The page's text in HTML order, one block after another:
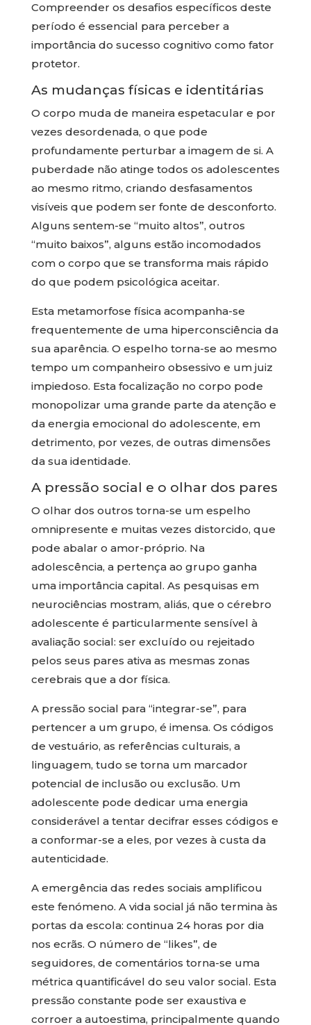
Compreender os desafios específicos deste
período é essencial para perceber a
importância do sucesso cognitivo como fator
protetor.
As mudanças físicas e identitárias
O corpo muda de maneira espetacular e por
vezes desordenada, o que pode
profundamente perturbar a imagem de si. A
puberdade não atinge todos os adolescentes
ao mesmo ritmo, criando desfasamentos
visíveis que podem ser fonte de desconforto.
Alguns sentem-se “muito altos”, outros
“muito baixos”, alguns estão incomodados
com o corpo que se transforma mais rápido
do que podem psicológica aceitar.
Esta metamorfose física acompanha-se
frequentemente de uma hiperconsciência da
sua aparência. O espelho torna-se ao mesmo
tempo um companheiro obsessivo e um juiz
impiedoso. Esta focalização no corpo pode
monopolizar uma grande parte da atenção e
da energia emocional do adolescente, em
detrimento, por vezes, de outras dimensões
da sua identidade.
A pressão social e o olhar dos pares
O olhar dos outros torna-se um espelho
omnipresente e muitas vezes distorcido, que
pode abalar o amor-próprio. Na
adolescência, a pertença ao grupo ganha
uma importância capital. As pesquisas em
neurociências mostram, aliás, que o cérebro
adolescente é particularmente sensível à
avaliação social: ser excluído ou rejeitado
pelos seus pares ativa as mesmas zonas
cerebrais que a dor física.
A pressão social para “integrar-se”, para
pertencer a um grupo, é imensa. Os códigos
de vestuário, as referências culturais, a
linguagem, tudo se torna um marcador
potencial de inclusão ou exclusão. Um
adolescente pode dedicar uma energia
considerável a tentar decifrar esses códigos e
a conformar-se a eles, por vezes à custa da
autenticidade.
A emergência das redes sociais amplificou
este fenómeno. A vida social já não termina às
portas da escola: continua 24 horas por dia
nos ecrãs. O número de “likes”, de
seguidores, de comentários torna-se uma
métrica quantificável do seu valor social. Esta
pressão constante pode ser exaustiva e
corroer a autoestima, principalmente quando